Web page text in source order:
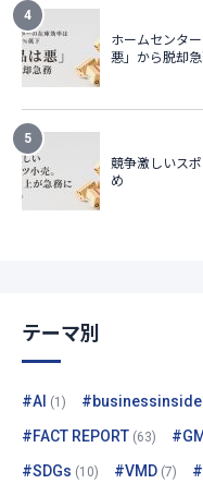
テーマ別
#AI (1)
#FACT REPORT (63)
#SDGs (10) #VMD (7)